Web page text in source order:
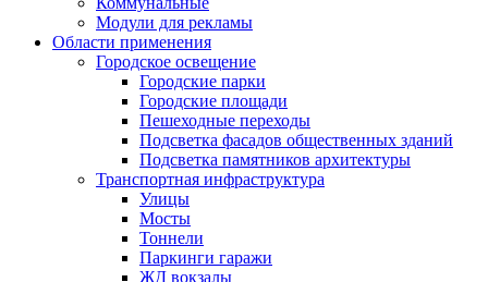
Модули для рекламы
Области применения
Городское освещение
Городские парки
Городские площади
Пешеходные переходы
Подсветка фасадов общественных зданий
Подсветка памятников архитектуры
Транспортная инфраструктура
Улицы
Мосты
Тоннели
Паркинги гаражи
ЖД вокзалы